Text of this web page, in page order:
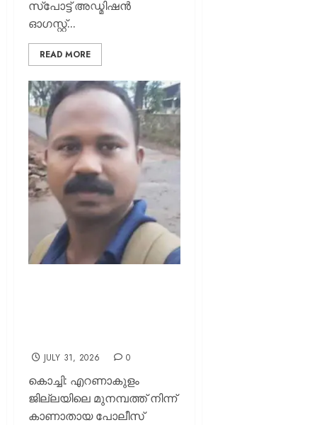
സ്പോട്ട് അഡ്മിഷന്‍
ഓഗസ്റ്റ്...
READ MORE
JULY 31, 2026 0
കൊച്ചി: എറണാകുളം
ജില്ലയിലെ മുനമ്പത്ത് നിന്ന്
കാണാതായ പോലീസ്